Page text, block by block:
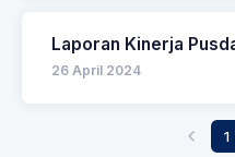
Laporan Kinerja
26 April 2024
1